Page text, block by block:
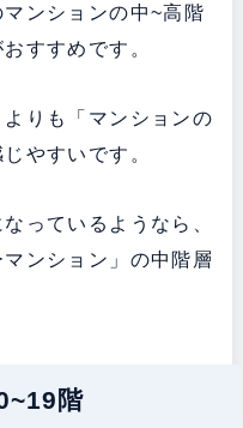
ンションの中~高階
すすめです。
よりも「マンションの
やすいです。
っているようなら、
ンション」の中階層
階